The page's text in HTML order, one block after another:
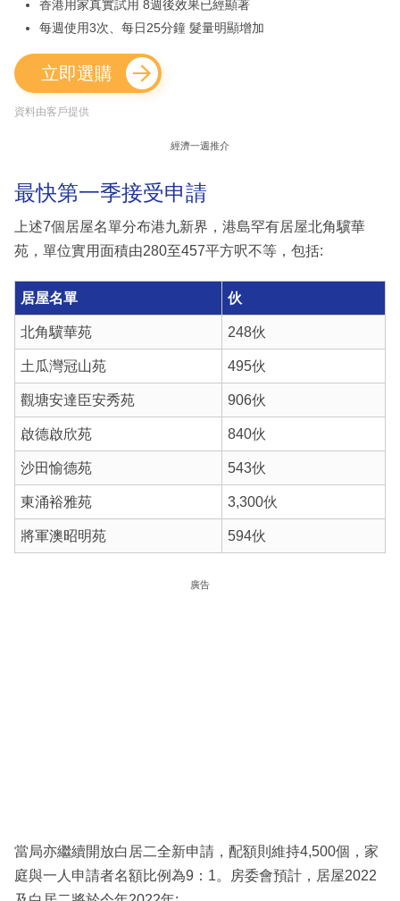
香港用家真實試用 8週後效果已經顯著
每週使用3次、每日25分鐘 髮量明顯增加
立即選購
資料由客戶提供
經濟一週推介
最快第一季接受申請
上述7個居屋名單分布港九新界，港島罕有居屋北角驥華
苑，單位實用面積由280至457平方呎不等，包括:
居屋名單 伙
北角驥華苑 248伙
土瓜灣冠山苑 495伙
觀塘安達臣安秀苑 906伙
啟德啟欣苑 840伙
沙田愉德苑 543伙
東涌裕雅苑 3,300伙
將軍澳昭明苑 594伙
廣告
當局亦繼續開放白居二全新申請，配額則維持4,500個，家
庭與一人申請者名額比例為9：1。房委會預計，居屋2022